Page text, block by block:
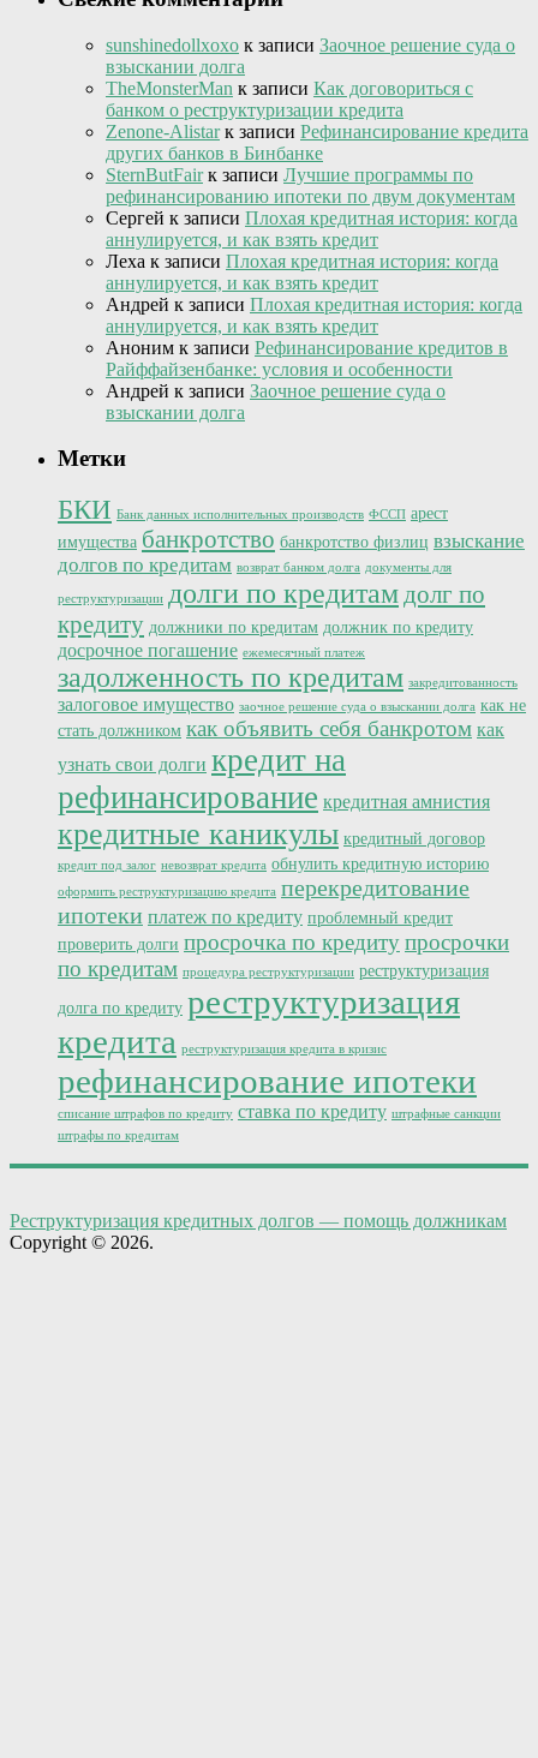
sunshinedollxoxo к записи Заочное решение суда о
взыскании долга
TheMonsterMan к записи Как договориться с
банком о реструктуризации кредита
Zenone-Alistarк записи Рефинансирование кредита
других банков в Бинбанке
SternButFairк записи Лучшие программы по
рефинансированию ипотеки по двум документам
Сергей к записи Плохая кредитная история: когда
аннулируется, и как взять кредит
Леха к записи Плохая кредитная история: когда
аннулируется, и как взять кредит
Андрей к записи Плохая кредитная история: когда
аннулируется, и как взять кредит
Аноним к записи Рефинансирование кредитов в
Райффайзенбанке: условия и особенности
Андрей к записи Заочное решение суда о
взыскании долга
Метки
БКИ Банк данных исполнительных производств ФССП арест
имущества банкротство банкротство физлиц взыскание
долгов по кредитам возврат банком долга документы для
реструктуризации долги по кредитамдолг по
кредиту должники по кредитам должник по кредиту
досрочное погашение ежемесячный платеж
задолженность по кредитам закредитованность
залоговое имущество заочное решение суда о взыскании долга как не
стать должником как объявить себя банкротом как
узнать свои долги кредит на
рефинансирование кредитная амнистия
кредитные каникулы кредитный договор
кредит под залог невозврат кредита обнулить кредитную историю
оформить реструктуризацию кредита перекредитование
ипотеки платеж по кредиту проблемный кредит
проверить долги просрочка по кредитупросрочки
по кредитам процедура реструктуризации реструктуризация
долга по кредиту реструктуризация
кредита реструктуризация кредита в кризис
рефинансирование ипотеки
списание штрафов по кредиту ставка по кредиту штрафные санкции
штрафы по кредитам
Реструктуризация кредитных долгов — помощь должникам
Copyright © 2026.